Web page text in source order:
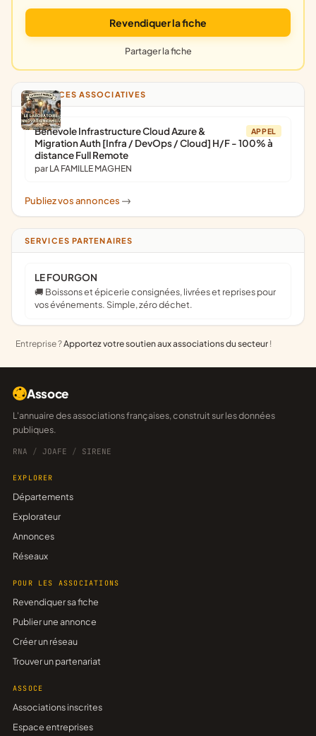
Revendiquer la fiche
Partager la fiche
ANNONCES ASSOCIATIVES
APPEL
Bénévole Infrastructure Cloud Azure &
Migration Auth [Infra / DevOps / Cloud] H/F - 100% à
distance Full Remote
par LA FAMILLE MAGHEN
Publiez vos annonces ->
SERVICES PARTENAIRES
LE FOURGON
🚚 Boissons et épicerie consignées, livrées et reprises pour
vos événements. Simple, zéro déchet.
Entreprise ?Apportez votre soutien aux associations du secteur !
Assoce
L'annuaire des associations françaises, construit sur les données
publiques.
RNA / JOAFE / SIRENE
EXPLORER
Départements
Explorateur
Annonces
Réseaux
POUR LES ASSOCIATIONS
Revendiquer sa fiche
Publier une annonce
Créer un réseau
Trouver un partenariat
ASSOCE
Associations inscrites
Espace entreprises